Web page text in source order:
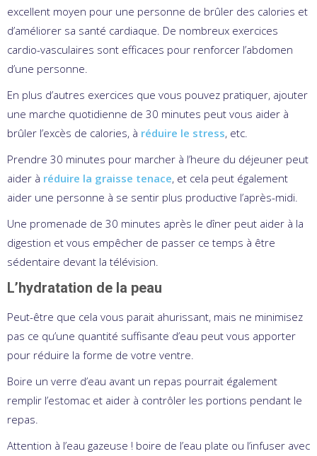
excellent moyen pour une personne de brûler des calories et
d’améliorer sa santé cardiaque. De nombreux exercices
cardio-vasculaires sont efficaces pour renforcer l’abdomen
d’une personne.
En plus d’autres exercices que vous pouvez pratiquer, ajouter
une marche quotidienne de 30 minutes peut vous aider à
brûler l’excès de calories, à réduire le stress, etc.
Prendre 30 minutes pour marcher à l’heure du déjeuner peut
aider à réduire la graisse tenace, et cela peut également
aider une personne à se sentir plus productive l’après-midi.
Une promenade de 30 minutes après le dîner peut aider à la
digestion et vous empêcher de passer ce temps à être
sédentaire devant la télévision.
L’hydratation de la peau
Peut-être que cela vous parait ahurissant, mais ne minimisez
pas ce qu’une quantité suffisante d’eau peut vous apporter
pour réduire la forme de votre ventre.
Boire un verre d’eau avant un repas pourrait également
remplir l’estomac et aider à contrôler les portions pendant le
repas.
Attention à l’eau gazeuse ! boire de l’eau plate ou l’infuser avec